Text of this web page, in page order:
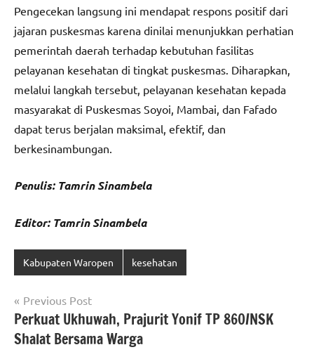
Pengecekan langsung ini mendapat respons positif dari
jajaran puskesmas karena dinilai menunjukkan perhatian
pemerintah daerah terhadap kebutuhan fasilitas
pelayanan kesehatan di tingkat puskesmas. Diharapkan,
melalui langkah tersebut, pelayanan kesehatan kepada
masyarakat di Puskesmas Soyoi, Mambai, dan Fafado
dapat terus berjalan maksimal, efektif, dan
berkesinambungan.
Penulis: Tamrin Sinambela
Editor: Tamrin Sinambela
Kabupaten Waropen kesehatan
Navigasi
pos
Previous Post
Perkuat Ukhuwah, Prajurit Yonif TP 860/NSK
Shalat Bersama Warga